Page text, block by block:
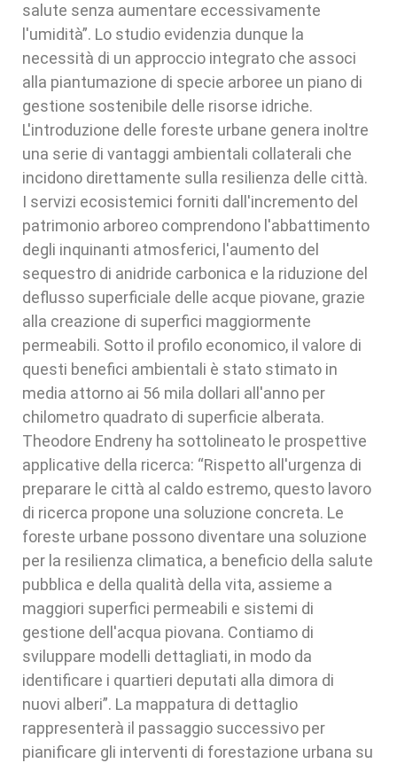
salute senza aumentare eccessivamente
l'umidità”. Lo studio evidenzia dunque la
necessità di un approccio integrato che associ
alla piantumazione di specie arboree un piano di
gestione sostenibile delle risorse idriche.
L'introduzione delle foreste urbane genera inoltre
una serie di vantaggi ambientali collaterali che
incidono direttamente sulla resilienza delle città.
I servizi ecosistemici forniti dall'incremento del
patrimonio arboreo comprendono l'abbattimento
degli inquinanti atmosferici, l'aumento del
sequestro di anidride carbonica e la riduzione del
deflusso superficiale delle acque piovane, grazie
alla creazione di superfici maggiormente
permeabili. Sotto il profilo economico, il valore di
questi benefici ambientali è stato stimato in
media attorno ai 56 mila dollari all'anno per
chilometro quadrato di superficie alberata.
Theodore Endreny ha sottolineato le prospettive
applicative della ricerca: “Rispetto all'urgenza di
preparare le città al caldo estremo, questo lavoro
di ricerca propone una soluzione concreta. Le
foreste urbane possono diventare una soluzione
per la resilienza climatica, a beneficio della salute
pubblica e della qualità della vita, assieme a
maggiori superfici permeabili e sistemi di
gestione dell'acqua piovana. Contiamo di
sviluppare modelli dettagliati, in modo da
identificare i quartieri deputati alla dimora di
nuovi alberi”. La mappatura di dettaglio
rappresenterà il passaggio successivo per
pianificare gli interventi di forestazione urbana su